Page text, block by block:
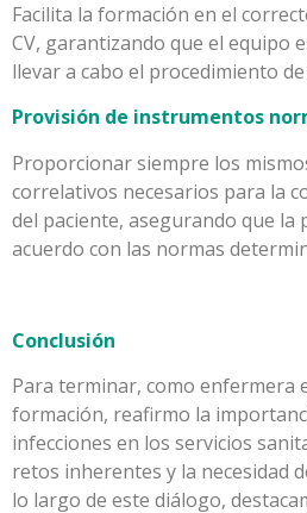
Facilita la formación en el
CV, garantizando que el equipo
llevar a cabo el procedimiento
Provisión de instrumentos
Proporcionar siempre los
correlativos necesarios para la
del paciente, asegurando que la
acuerdo con las normas
Conclusión
Para terminar, como enfermera
formación, reafirmo la
infecciones en los servicios
retos inherentes y la necesidad
lo largo de este diálogo,